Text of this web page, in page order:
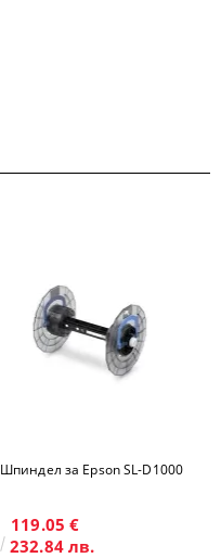
Шпиндел за Epson SL-D1000
119.05 €
232.84 лв.